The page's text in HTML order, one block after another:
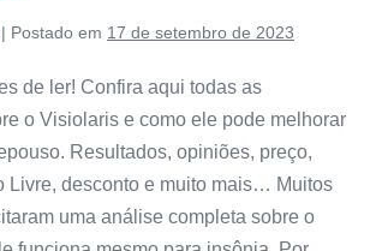
| Postado em 17 de setembro de 2023
de ler! Confira aqui todas as
o Visiolaris e como ele pode melhorar
Resultados, opiniões, preço,
Livre, desconto e muito mais… Muitos
uma análise completa sobre o